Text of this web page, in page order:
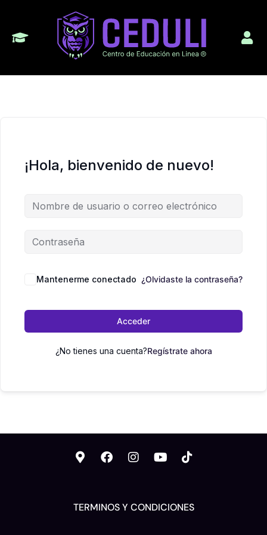
¡Hola, bienvenido de nuevo!
Mantenerme conectado ¿Olvidaste la contraseña?
Acceder
¿No tienes una cuenta?Regístrate ahora
TERMINOS Y CONDICIONES